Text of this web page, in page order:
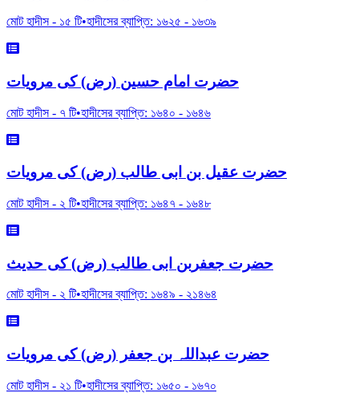
মোট হাদীস - ১৫ টি•হাদীসের ব্যাপ্তি: ১৬২৫ - ১৬৩৯
حضرت امام حسین (رض) کی مرویات
মোট হাদীস - ৭ টি•হাদীসের ব্যাপ্তি: ১৬৪০ - ১৬৪৬
حضرت عقیل بن ابی طالب (رض) کی مرویات
মোট হাদীস - ২ টি•হাদীসের ব্যাপ্তি: ১৬৪৭ - ১৬৪৮
حضرت جعفربن ابی طالب (رض) کی حدیث
মোট হাদীস - ২ টি•হাদীসের ব্যাপ্তি: ১৬৪৯ - ২১৪৬৪
حضرت عبداللہ بن جعفر (رض) کی مرویات
মোট হাদীস - ২১ টি•হাদীসের ব্যাপ্তি: ১৬৫০ - ১৬৭০